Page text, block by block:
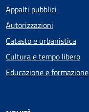
Appalti pubblici
Autorizzazioni
Catasto e urbanistica
Cultura e tempo libero
Educazione e formazione